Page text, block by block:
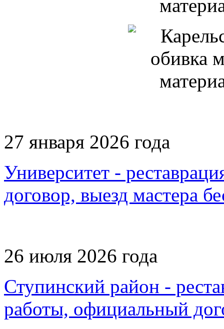
27 января 2026 года
Университет -
договор, выезд мастера
26 июля 2026 года
Ступинский район -
работы, официальный